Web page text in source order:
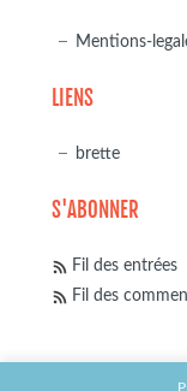
Mentions-
LIENS
brette
S'ABONNER
Fil des entrées
Fil des